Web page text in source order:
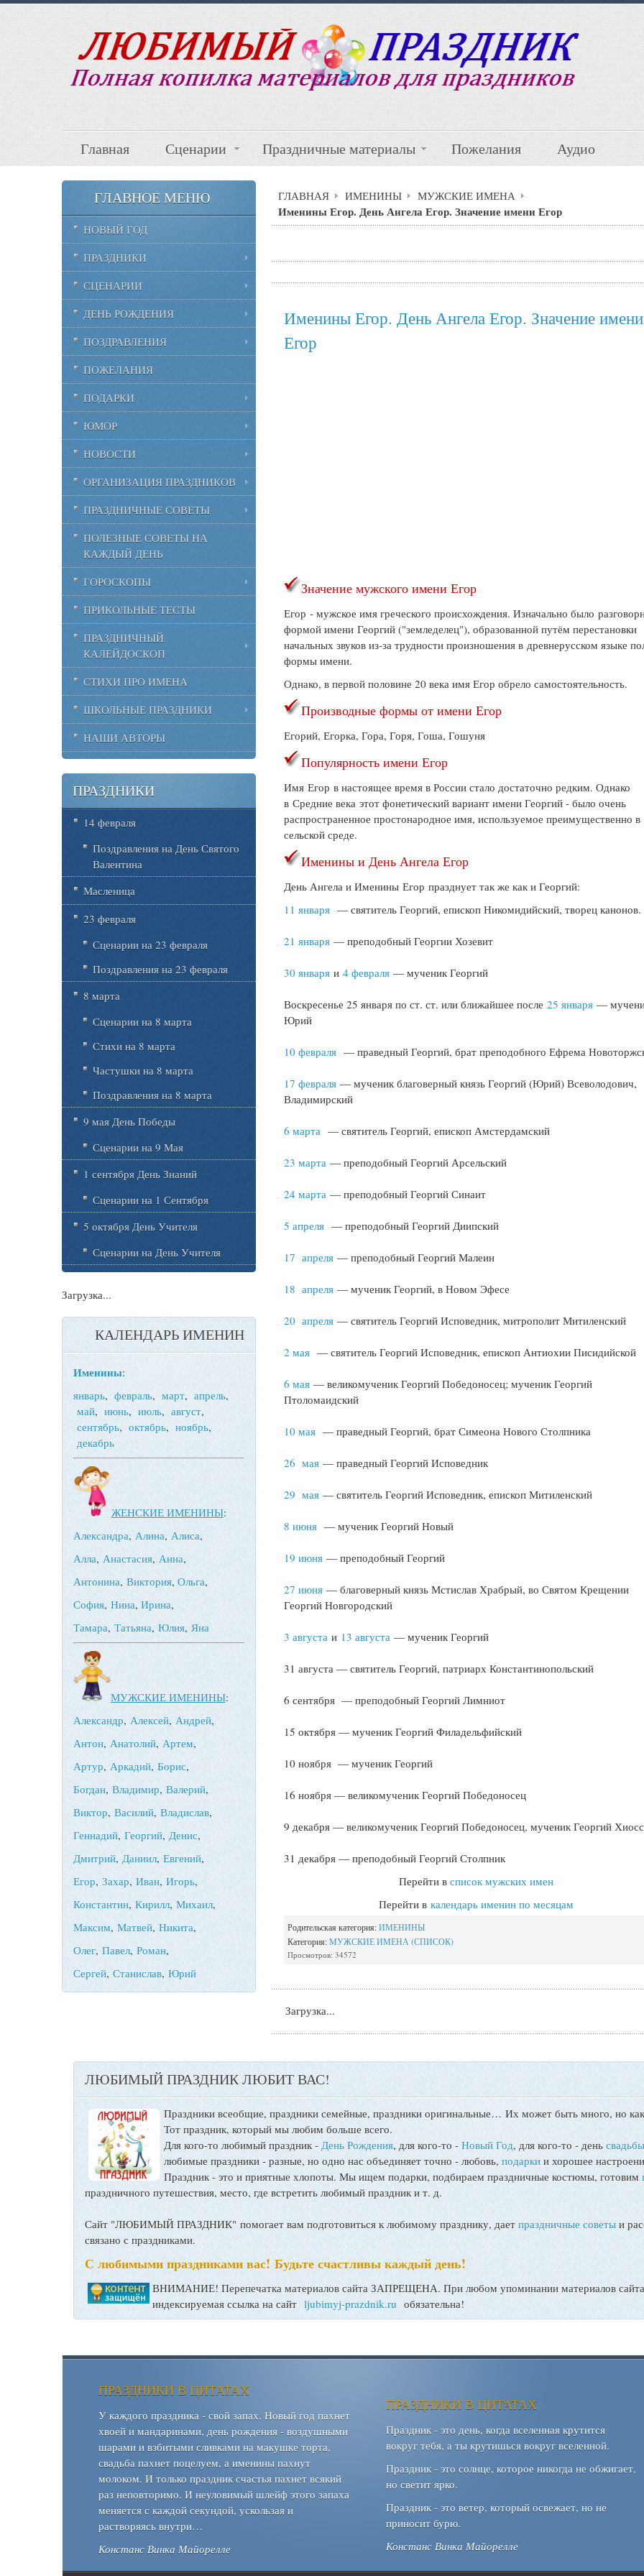
Главная Сценарии Праздничные материалы Пожелания Аудио
ГЛАВНАЯ ИМЕНИНЫ МУЖСКИЕ ИМЕНА
Именины Егор. День Ангела Егор. Значение имени Егор
Именины Егор. День Ангела Егор. Значение имени
Егор
Значение мужского имени Егор
Егор - мужское имя греческого происхождения. Изначально было
формой имени Георгий ("земледелец"), образованной путём перестановки
начальных звуков из-за трудности произношения в древнерусском языке
формы имени.
Однако, в первой половине 20 века имя Егор обрело самостоятельность.
Производные формы от имени Егор
Егорий, Егорка, Гора, Горя, Гоша, Гошуня
Популярность имени Егор
Имя Егор в настоящее время в России стало достаточно редким. Однако
в Средние века этот фонетический вариант имени Георгий - было очень
распространенное простонародное имя, используемое преимущественно в
сельской среде.
Именины и День Ангела Егор
День Ангела и Именины Егор празднует так же как и Георгий:
11 января — святитель Георгий, епископ Никомидийский, творец канонов.
21 января — преподобный Георгии Хозевит
30 января и4 февраля — мученик Георгий
Воскресенье 25 января по ст. ст. или ближайшее после25 января —
Юрий
10 февраля — праведный Георгий, брат преподобного Ефрема
17 февраля — мученик благоверный князь Георгий (Юрий) Всеволодович,
Владимирский
6 марта — святитель Георгий, епископ Амстердамский
23 марта— преподобный Георгий Арсельский
24 марта — преподобный Георгий Синаит
5 апреля — преподобный Георгий Диипский
17 апреля — преподобный Георгий Малеин
18 апреля — мученик Георгий, в Новом Эфесе
20 апреля — святитель Георгий Исповедник, митрополит Митиленский
2 мая — святитель Георгий Исповедник, епископ Антиохии Писидийской
6 мая — великомученик Георгий Победоносец; мученик Георгий
Птоломаидский
10 мая — праведный Георгий, брат Симеона Нового Столпника
26 мая — праведный Георгий Исповедник
29 мая — святитель Георгий Исповедник, епископ Митиленский
8 июня — мученик Георгий Новый
19 июня — преподобный Георгий
27 июня — благоверный князь Мстислав Храбрый, во Святом Крещении
Георгий Новгородский
3 августа и 13 августа — мученик Георгий
31 августа — святитель Георгий, патриарх Константинопольский
6 сентября — преподобный Георгий Лимниот
15 октября — мученик Георгий Филадельфийский
10 ноября — мученик Георгий
16 ноября — великомученик Георгий Победоносец
9 декабря — великомученик Георгий Победоносец, мученик Георгий
31 декабря — преподобный Георгий Столпник
Перейти в список мужских имен
Перейти в календарь именин по месяцам
Родительская категория:ИМЕНИНЫ
Категория:МУЖСКИЕ ИМЕНА (СПИСОК)
Просмотров: 34572
Загрузка...
ГЛАВНОЕ МЕНЮ
НОВЫЙ ГОД
ПРАЗДНИКИ
СЦЕНАРИИ
ДЕНЬ РОЖДЕНИЯ
ПОЗДРАВЛЕНИЯ
ПОЖЕЛАНИЯ
ПОДАРКИ
ЮМОР
НОВОСТИ
ОРГАНИЗАЦИЯ ПРАЗДНИКОВ
ПРАЗДНИЧНЫЕ СОВЕТЫ
ПОЛЕЗНЫЕ СОВЕТЫ НА
КАЖДЫЙ ДЕНЬ
ГОРОСКОПЫ
ПРИКОЛЬНЫЕ ТЕСТЫ
ПРАЗДНИЧНЫЙ
КАЛЕЙДОСКОП
СТИХИ ПРО ИМЕНА
ШКОЛЬНЫЕ ПРАЗДНИКИ
НАШИ АВТОРЫ
ПРАЗДНИКИ
14 февраля
Поздравления на День Святого
Валентина
Масленица
23 февраля
Сценарии на 23 февраля
Поздравления на 23 февраля
8 марта
Сценарии на 8 марта
Стихи на 8 марта
Частушки на 8 марта
Поздравления на 8 марта
9 мая День Победы
Сценарии на 9 Мая
1 сентября День Знаний
Сценарии на 1 Сентября
5 октября День Учителя
Сценарии на День Учителя
Загрузка...
КАЛЕНДАРЬ ИМЕНИН
Именины:
январь,февраль, март, апрель,
май, июнь, июль,август,
сентябрь, октябрь, ноябрь,
декабрь
ЖЕНСКИЕ ИМЕНИНЫ:
Александра, Алина, Алиса,
Алла, Анастасия,Анна,
Антонина,Виктория,Ольга,
София, Нина, Ирина,
Тамара, Татьяна,Юлия, Яна
МУЖСКИЕ ИМЕНИНЫ:
Александр,Алексей,Андрей,
Антон, Анатолий,Артем,
Артур,Аркадий, Борис,
Богдан, Владимир,Валерий,
Виктор,Василий,Владислав,
Геннадий,Георгий, Денис,
Дмитрий,Даниил, Евгений,
Егор, Захар,Иван, Игорь,
Константин, Кирилл,Михаил,
Максим,Матвей, Никита,
Олег,Павел,Роман,
Сергей,Станислав,Юрий
ЛЮБИМЫЙ ПРАЗДНИК ЛЮБИТ ВАС!
Праздники всеобщие, праздники семейные, праздники оригинальные… Их может быть много, но
Тот праздник, который мы любим больше всего.
Для кого-то любимый праздник -День Рождения, для кого-то - Новый Год, для кого-то - день свадьбы
любимые праздники - разные, но одно нас объединяет точно - любовь, подарки и хорошее
Праздник - это и приятные хлопоты. Мы ищем подарки, подбираем праздничные костюмы, готовим
праздничного путешествия, место, где встретить любимый праздник и т. д.
Сайт "ЛЮБИМЫЙ ПРАЗДНИК" помогает вам подготовиться к любимому празднику, даетпраздничные советыи
связано с праздниками.
С любимыми праздниками вас! Будьте счастливы каждый день!
ВНИМАНИЕ! Перепечатка материалов сайта ЗАПРЕЩЕНА. При любом упоминании материалов
индексируемая ссылка на сайт ljubimyj-prazdnik.ru обязательна!
ПРАЗДНИКИ В ЦИТАТАХ
У каждого праздника - свой запах. Новый год пахнет
хвоей и мандаринами, день рождения - воздушными
шарами и взбитыми сливками на макушке торта,
свадьба пахнет поцелуем, а именины пахнут
молоком. И только праздник счастья пахнет всякий
раз неповторимо. И неуловимый шлейф этого запаха
меняется с каждой секундой, ускользая и
растворяясь внутри…
Констанс Винка Майорелле
ПРАЗДНИКИ В ЦИТАТАХ
Праздник - это день, когда вселенная крутится
вокруг тебя, а ты крутишься вокруг вселенной.
Праздник - это солнце, которое никогда не обжигает,
но светит ярко.
Праздник - это ветер, который освежает, но не
приносит бурю.
Констанс Винка Майорелле